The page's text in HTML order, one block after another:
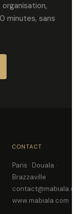
minutes, sans
CONTACT
Paris · Douala ·
Brazzaville
www.mabiala.com